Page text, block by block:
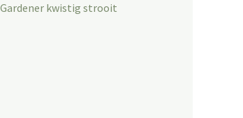
kwistig strooit